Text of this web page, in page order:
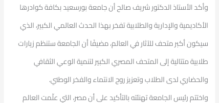
وأكد الأستاذ الدكتور شريف صالح أن جامعة بورسعيد بكافة كوادرها
الأكاديمية والإدارية والطلابية تفخر بهذا الحدث العالمي الكبير، الذي
سيكون أكبر متحف للآثار في العالم، مضيفًا أن الجامعة ستنظم زيارات
طلابية متتالية إلى المتحف المصري الكبير لتنمية الوعي الثقافي
والحضاري لدى الطلاب وتعزيز روح الانتماء والفخر الوطني.
واختتم رئيس الجامعة تهنئته بالتأكيد على أن مصر، التي علّمت العالم